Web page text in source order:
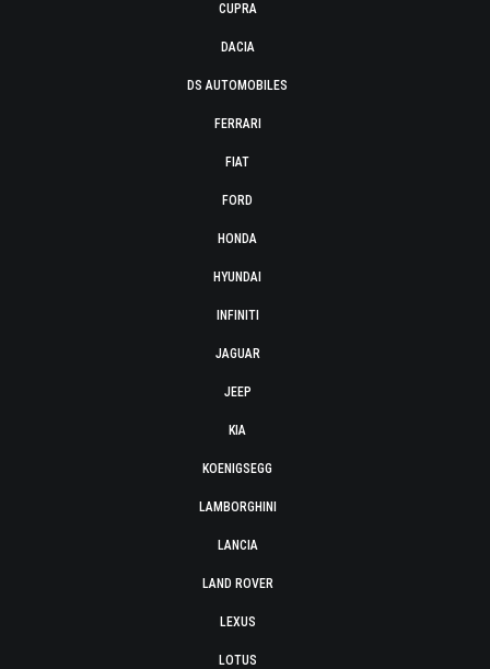
CUPRA
DACIA
DS AUTOMOBILES
FERRARI
FIAT
FORD
HONDA
HYUNDAI
INFINITI
JAGUAR
JEEP
KIA
KOENIGSEGG
LAMBORGHINI
LANCIA
LAND ROVER
LEXUS
LOTUS